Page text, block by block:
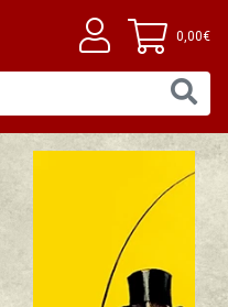
0,00€